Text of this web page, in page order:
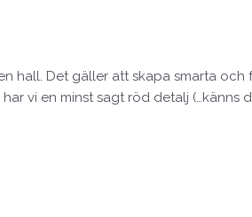
hall. Det gäller att skapa smarta
vi en minst sagt röd detalj